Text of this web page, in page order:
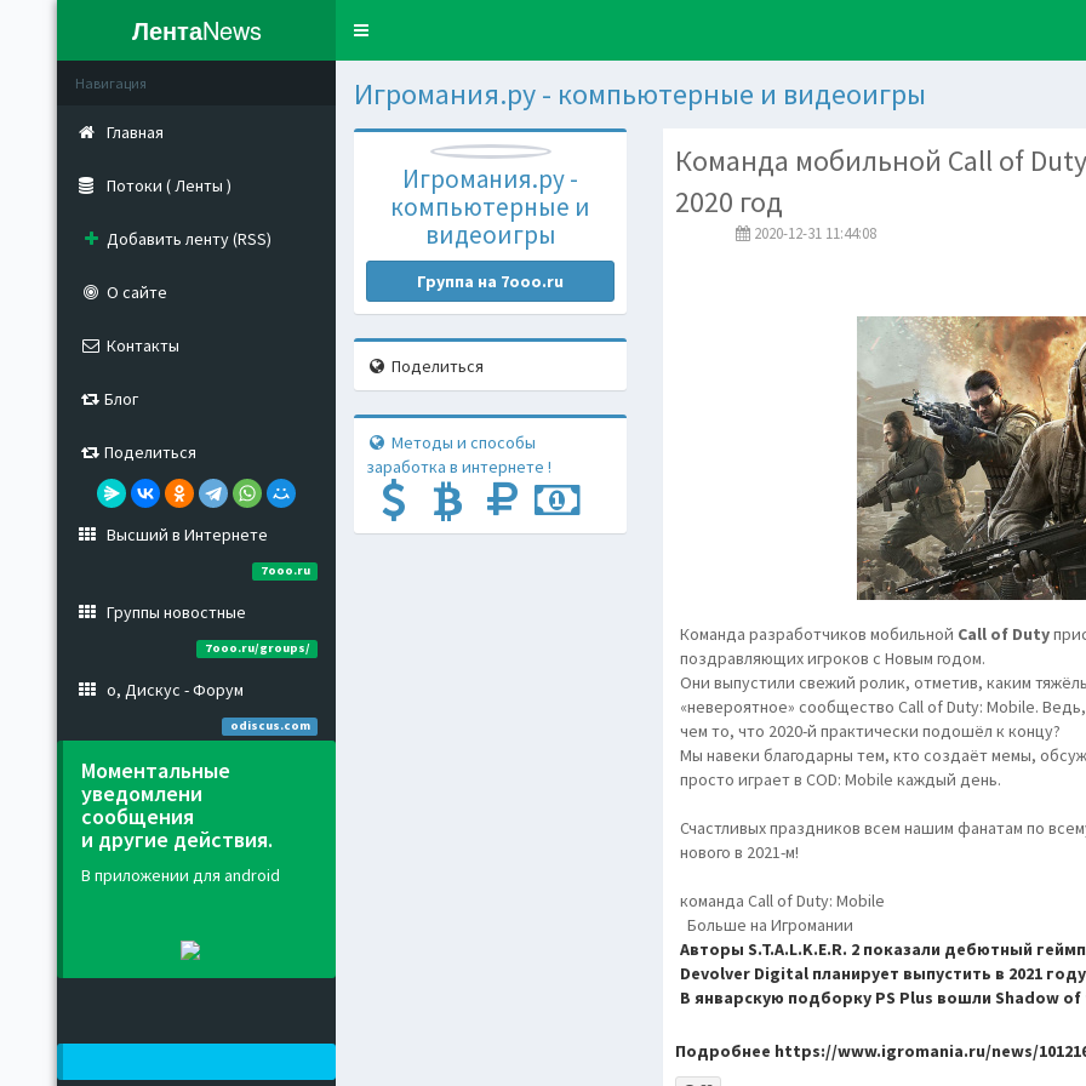
ЛентаNews
Toggle
Навигация
Главная
Потоки ( Ленты )
Добавить ленту (RSS)
О сайте
Контакты
Блог
Поделиться
Высший в Интернете
7ooo.ru
Группы новостные
7ooo.ru/groups/
о, Дискус - Форум
odiscus.com
Моментальные
уведомлени
сообщения
и другие действия.
В приложении для android
Игромания.ру - компьютерные и видеоигры
Игромания.ру -
компьютерные и
видеоигры
Группа на 7ooo.ru
Поделиться
Методы и способы
заработка в интернете !
Команда мобильной Call of
2020 год
2020-12-31 11:44:08
Команда разработчиков мобильной Call of Duty
поздравляющих игроков с Новым годом.
Они выпустили свежий ролик, отметив, каким
«невероятное» сообщество Call of Duty: Mobile.
чем то, что 2020-й практически подошёл к концу?
Мы навеки благодарны тем, кто создаёт мемы,
просто играет в COD: Mobile каждый день.
Счастливых праздников всем нашим фанатам по
нового в 2021-м!
команда Call of Duty: Mobile
Больше на Игромании
Авторы S.T.A.L.K.E.R. 2 показали дебютный
Devolver Digital планирует выпустить в 2021
В январскую подборку PS Plus вошли Shadow
Подробнее https://www.igromania.ru/news/